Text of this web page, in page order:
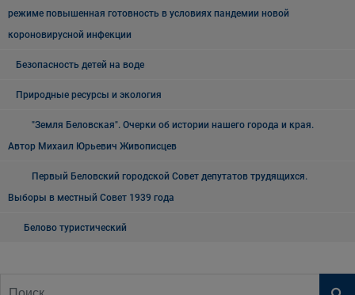
режиме повышенная готовность в условиях пандемии новой
короновирусной инфекции
Безопасность детей на воде
Природные ресурсы и экология
"Земля Беловская". Очерки об истории нашего города и края.
Автор Михаил Юрьевич Живописцев
Первый Беловский городской Совет депутатов трудящихся.
Выборы в местный Совет 1939 года
Белово туристический